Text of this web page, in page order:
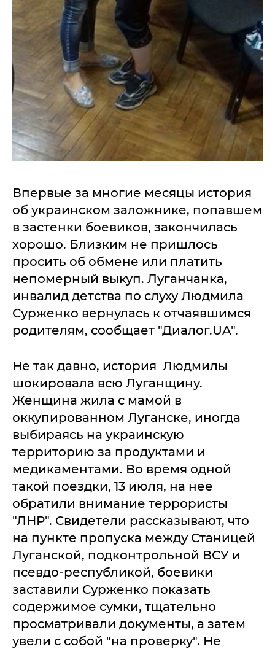
Впервые за многие месяцы история
об украинском заложнике, попавшем
в застенки боевиков, закончилась
хорошо. Близким не пришлось
просить об обмене или платить
непомерный выкуп. Луганчанка,
инвалид детства по слуху Людмила
Сурженко вернулась к отчаявшимся
родителям, сообщает "Диалог.UA".
Не так давно, история Людмилы
шокировала всю Луганщину.
Женщина жила с мамой в
оккупированном Луганске, иногда
выбираясь на украинскую
территорию за продуктами и
медикаментами. Во время одной
такой поездки, 13 июля, на нее
обратили внимание террористы
"ЛНР". Свидетели рассказывают, что
на пункте пропуска между Станицей
Луганской, подконтрольной ВСУ и
псевдо-республикой, боевики
заставили Сурженко показать
содержимое сумки, тщательно
просматривали документы, а затем
увели с собой "на проверку". Не